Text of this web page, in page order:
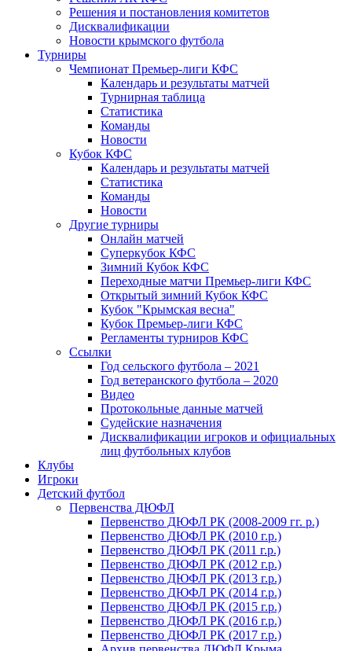
Решения и постановления комитетов
Дисквалификации
Новости крымского футбола
Турниры
Чемпионат Премьер-лиги КФС
Календарь и результаты матчей
Турнирная таблица
Статистика
Команды
Новости
Кубок КФС
Календарь и результаты матчей
Статистика
Команды
Новости
Другие турниры
Онлайн матчей
Суперкубок КФС
Зимний Кубок КФС
Переходные матчи Премьер-лиги КФС
Открытый зимний Кубок КФС
Кубок "Крымская весна"
Кубок Премьер-лиги КФС
Регламенты турниров КФС
Ссылки
Год сельского футбола – 2021
Год ветеранского футбола – 2020
Видео
Протокольные данные матчей
Судейские назначения
Дисквалификации игроков и официальных
лиц футбольных клубов
Клубы
Игроки
Детский футбол
Первенства ДЮФЛ
Первенство ДЮФЛ РК (2008-2009 гг. р.)
Первенство ДЮФЛ РК (2010 г.р.)
Первенство ДЮФЛ РК (2011 г.р.)
Первенство ДЮФЛ РК (2012 г.р.)
Первенство ДЮФЛ РК (2013 г.р.)
Первенство ДЮФЛ РК (2014 г.р.)
Первенство ДЮФЛ РК (2015 г.р.)
Первенство ДЮФЛ РК (2016 г.р.)
Первенство ДЮФЛ РК (2017 г.р.)